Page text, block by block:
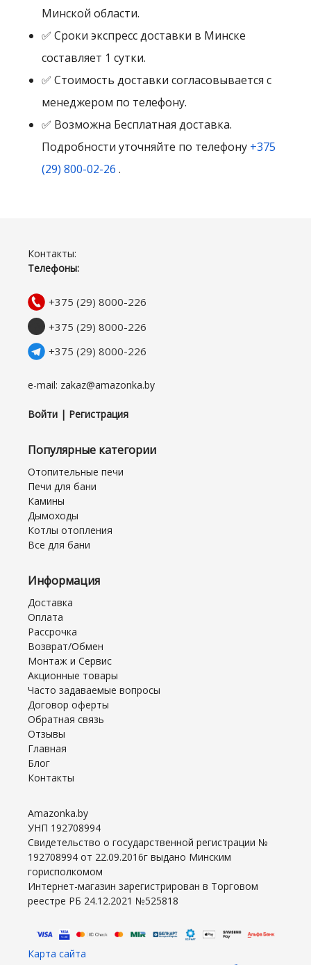
Минской области.
✅ Сроки экспресс доставки в Минске
составляет 1 сутки.
✅ Стоимость доставки согласовывается с
менеджером по телефону.
✅ Возможна Бесплатная доставка.
Подробности уточняйте по телефону +375
(29) 800-02-26 .
Контакты:
Телефоны:
+375 (29) 8000-226
+375 (29) 8000-226
+375 (29) 8000-226
e-mail: zakaz@amazonka.by
Войти | Регистрация
Популярные категории
Отопительные печи
Печи для бани
Камины
Дымоходы
Котлы отопления
Все для бани
Информация
Доставка
Оплата
Рассрочка
Возврат/Обмен
Монтаж и Сервис
Акционные товары
Часто задаваемые вопросы
Договор оферты
Обратная связь
Отзывы
Главная
Блог
Контакты
Amazonka.by
УНП 192708994
Свидетельство о государственной регистрации №
192708994 от 22.09.2016г выдано Минским
горисполкомом
Интернет-магазин зарегистрирован в Торговом
реестре РБ 24.12.2021 №525818
Карта сайта